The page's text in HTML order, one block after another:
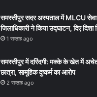
समस्तीपुर सदर अस्पताल में MLCU
जिलाधिकारी ने किया उद्घाटन, दिए दिशा
1 सप्ताह ago
समस्तीपुर में दरिंदगी: मक्के के खेत में अचेत
छात्रा, सामूहिक दुष्कर्म का आरोप
2 सप्ताह ago